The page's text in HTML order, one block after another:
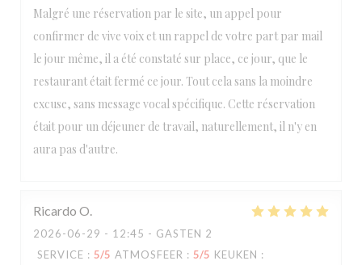
Malgré une réservation par le site, un appel pour
confirmer de vive voix et un rappel de votre part par mail
le jour même, il a été constaté sur place, ce jour, que le
restaurant était fermé ce jour. Tout cela sans la moindre
excuse, sans message vocal spécifique. Cette réservation
était pour un déjeuner de travail, naturellement, il n'y en
aura pas d'autre.
Ricardo O
2026-06-29 - 12:45 - GASTEN 2
SERVICE : 5/5 ATMOSFEER : 5/5 KEUKEN :